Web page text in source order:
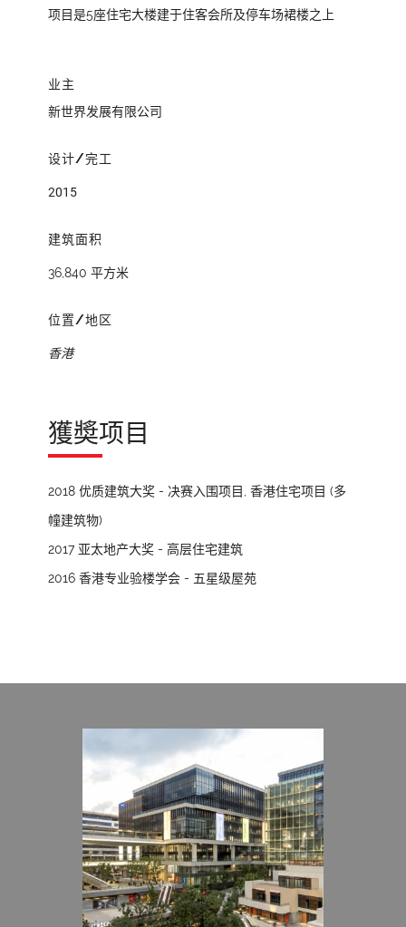
项目是5座住宅大楼建于住客会所及停车场裙楼之上
业主
新世界发展有限公司
设计/完工
2015
建筑面积
36,840 平方米
位置/地区
香港
獲奬项目
2018 优质建筑大奖 - 决赛入围项目, 香港住宅项目 (多
幢建筑物)
2017 亚太地产大奖 - 高层住宅建筑
2016 香港专业验楼学会 - 五星级屋苑